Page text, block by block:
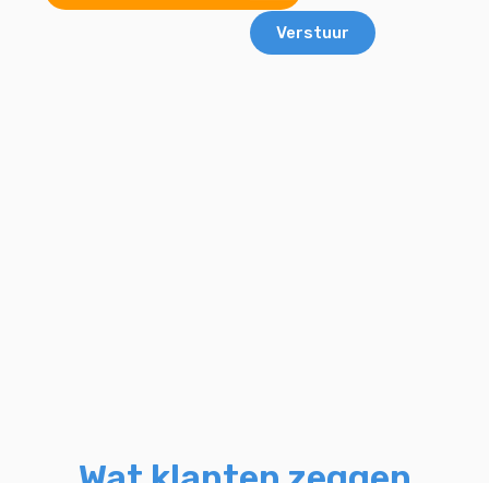
Verstuur